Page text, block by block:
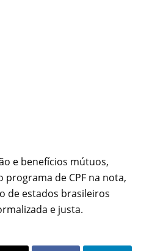
e benefícios mútuos,
de CPF na nota,
de estados brasileiros
e justa.